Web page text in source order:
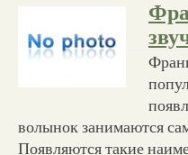
волынок занимаются
Появляются такие